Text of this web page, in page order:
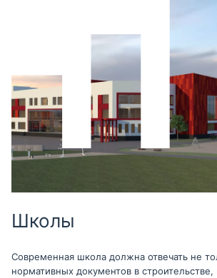
Школы
Современная школа должна отвечать не
нормативных документов в строительстве,